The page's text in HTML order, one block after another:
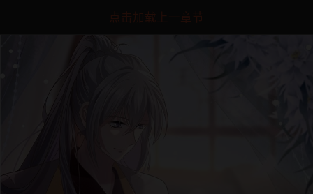
点击加载上一章节